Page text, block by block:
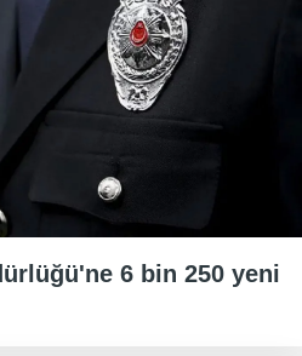
6 bin 250 yeni